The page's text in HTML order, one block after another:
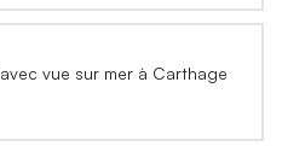
vue sur mer à Carthage